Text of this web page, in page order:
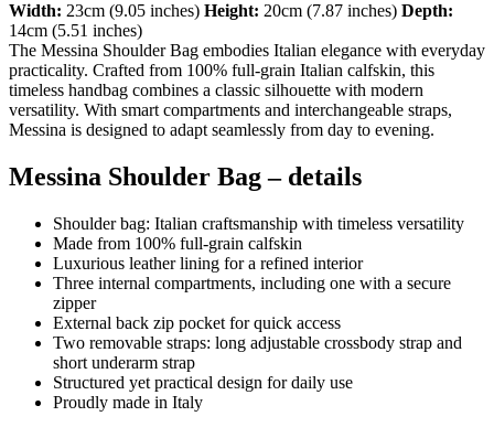
Width: 23cm (9.05 inches) Height: 20cm (7.87 inches) Depth:
14cm (5.51 inches)
The Messina Shoulder Bag embodies Italian elegance with everyday
practicality. Crafted from 100% full-grain Italian calfskin, this
timeless handbag combines a classic silhouette with modern
versatility. With smart compartments and interchangeable straps,
Messina is designed to adapt seamlessly from day to evening.
Messina Shoulder Bag – details
Shoulder bag: Italian craftsmanship with timeless versatility
Made from 100% full-grain calfskin
Luxurious leather lining for a refined interior
Three internal compartments, including one with a secure
zipper
External back zip pocket for quick access
Two removable straps: long adjustable crossbody strap and
short underarm strap
Structured yet practical design for daily use
Proudly made in Italy